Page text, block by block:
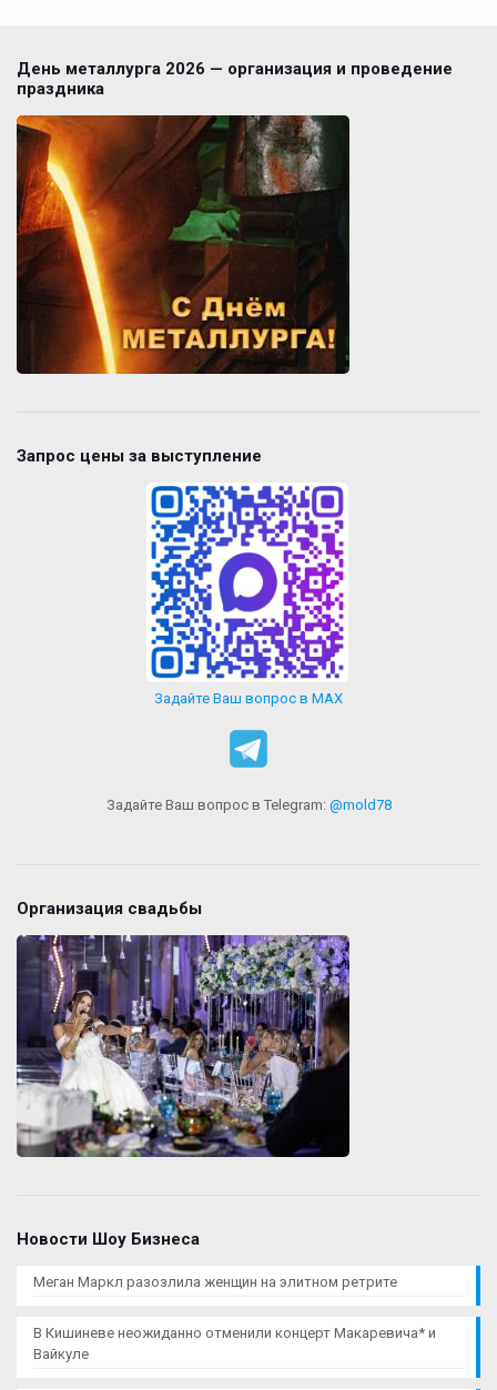
День металлурга 2026 — организация и проведение
праздника
Запрос цены за выступление
Задайте Ваш вопрос в MAX
Задайте Ваш вопрос в Telegram: @mold78
Организация свадьбы
Новости Шоу Бизнеса
Меган Маркл разозлила женщин на элитном ретрите
В Кишиневе неожиданно отменили концерт Макаревича* и
Вайкуле